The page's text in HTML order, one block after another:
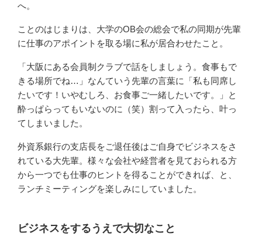
へ。
ことのはじまりは、大学のOB会の総会で私の同期が先輩
に仕事のアポイントを取る場に私が居合わせたこと。
「大阪にある会員制クラブで話をしましょう。食事もで
きる場所でね…」なんていう先輩の言葉に「私も同席し
たいです！いやむしろ、お食事ご一緒したいです。」と
酔っぱらってもいないのに（笑）割って入ったら、叶っ
てしまいました。
外資系銀行の支店長をご退任後はご自身でビジネスをさ
れている大先輩。様々な会社や経営者を見ておられる方
から一つでも仕事のヒントを得ることができれば、と、
ランチミーティングを楽しみにしていました。
ビジネスをするうえで大切なこと